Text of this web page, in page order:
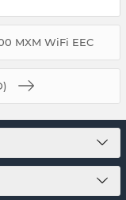
MXM WiFi EEC